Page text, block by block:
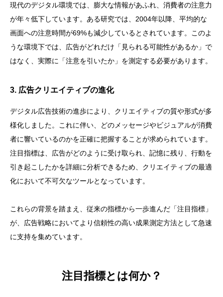
現代のデジタル環境では、膨大な情報があふれ、消費者の注意力
が年々低下しています。ある研究では、2004年以降、平均的な
画面への注意時間が69%も減少しているとされています。このよ
うな環境下では、広告がどれだけ「見られる可能性があるか」で
はなく、実際に「注意を引いたか」を測定する必要があります。
3. 広告クリエイティブの進化
デジタル広告技術の進歩により、クリエイティブの質や形式が多
様化しました。これに伴い、どのメッセージやビジュアルが消費
者に響いているのかを正確に把握することが求められています。
注目指標は、広告がどのように受け取られ、記憶に残り、行動を
引き起こしたかを詳細に分析できるため、クリエイティブの最適
化において不可欠なツールとなっています。
これらの背景を踏まえ、従来の指標から一歩進んだ「注目指標」
が、広告戦略においてより信頼性の高い成果測定方法として急速
に支持を集めています。
注目指標とは何か？